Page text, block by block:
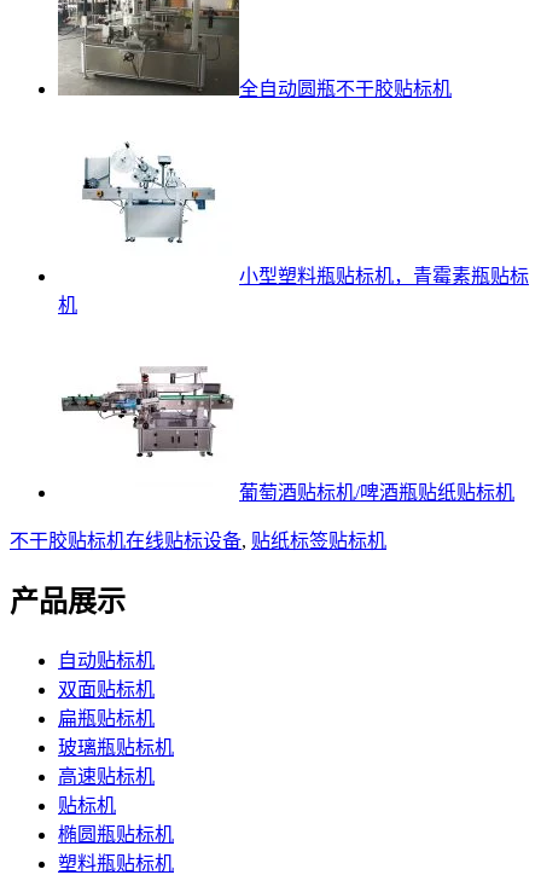
全自动圆瓶不干胶贴标机
小型塑料瓶贴标机，青霉素瓶贴标
机
葡萄酒贴标机/啤酒瓶贴纸贴标机
不干胶贴标机在线贴标设备, 贴纸标签贴标机
产品展示
自动贴标机
双面贴标机
扁瓶贴标机
玻璃瓶贴标机
高速贴标机
贴标机
椭圆瓶贴标机
塑料瓶贴标机